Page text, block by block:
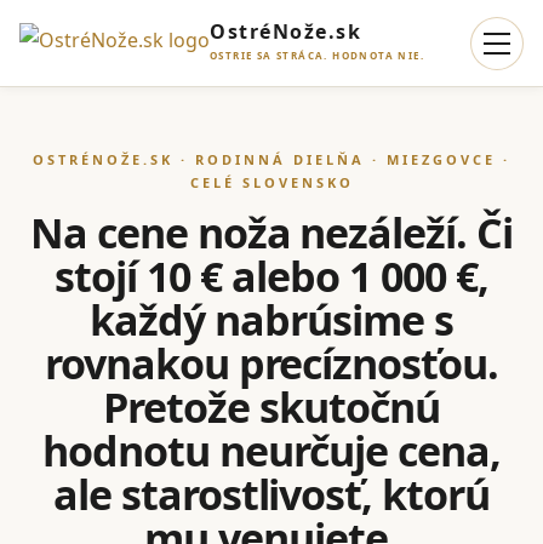
OstréNože.sk
OSTRIE SA STRÁCA. HODNOTA NIE.
OSTRÉNOŽE.SK · RODINNÁ DIELŇA · MIEZGOVCE ·
CELÉ SLOVENSKO
Na cene noža nezáleží. Či
stojí 10 € alebo 1 000 €,
každý nabrúsime s
rovnakou precíznosťou.
Pretože skutočnú
hodnotu neurčuje cena,
ale starostlivosť, ktorú